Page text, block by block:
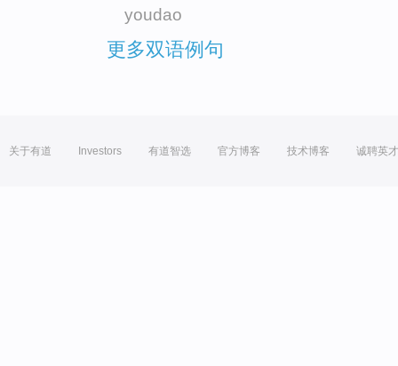
youdao
更多双语例句
关于有道 Investors 有道智选 官方博客 技术博客 诚聘英才